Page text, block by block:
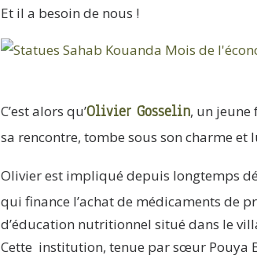
Et il a besoin de nous !
C’est alors qu’Olivier Gosselin, un
sa rencontre, tombe sous son charme et
Olivier est impliqué depuis longtemps
qui finance l’achat de médicaments de
d’éducation nutritionnel situé dans le
Cette institution, tenue par sœur Pouya